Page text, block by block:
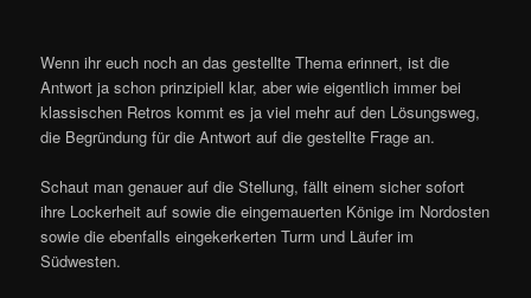
Wenn ihr euch noch an das gestellte Thema erinnert, ist die
Antwort ja schon prinzipiell klar, aber wie eigentlich immer bei
klassischen Retros kommt es ja viel mehr auf den Lösungsweg,
die Begründung für die Antwort auf die gestellte Frage an.
Schaut man genauer auf die Stellung, fällt einem sicher sofort
ihre Lockerheit auf sowie die eingemauerten Könige im Nordosten
sowie die ebenfalls eingekerkerten Turm und Läufer im
Südwesten.